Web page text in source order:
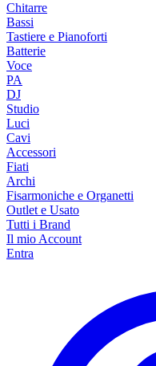
Chitarre
Bassi
Tastiere e Pianoforti
Batterie
Voce
PA
DJ
Studio
Luci
Cavi
Accessori
Fiati
Archi
Fisarmoniche e Organetti
Outlet e Usato
Tutti i Brand
Il mio Account
Entra